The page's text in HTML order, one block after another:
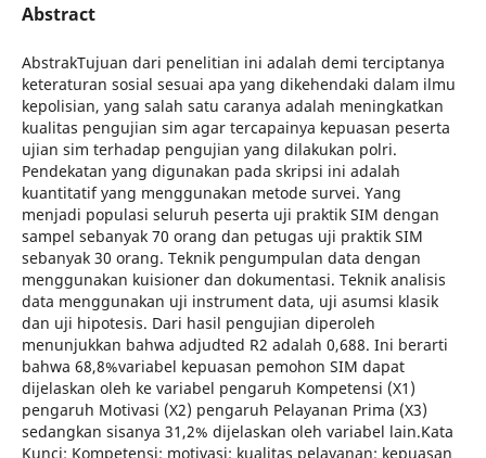
Abstract
AbstrakTujuan dari penelitian ini adalah demi terciptanya
keteraturan sosial sesuai apa yang dikehendaki dalam ilmu
kepolisian, yang salah satu caranya adalah meningkatkan
kualitas pengujian sim agar tercapainya kepuasan peserta
ujian sim terhadap pengujian yang dilakukan polri.
Pendekatan yang digunakan pada skripsi ini adalah
kuantitatif yang menggunakan metode survei. Yang
menjadi populasi seluruh peserta uji praktik SIM dengan
sampel sebanyak 70 orang dan petugas uji praktik SIM
sebanyak 30 orang. Teknik pengumpulan data dengan
menggunakan kuisioner dan dokumentasi. Teknik analisis
data menggunakan uji instrument data, uji asumsi klasik
dan uji hipotesis. Dari hasil pengujian diperoleh
menunjukkan bahwa adjudted R2 adalah 0,688. Ini berarti
bahwa 68,8%variabel kepuasan pemohon SIM dapat
dijelaskan oleh ke variabel pengaruh Kompetensi (X1)
pengaruh Motivasi (X2) pengaruh Pelayanan Prima (X3)
sedangkan sisanya 31,2% dijelaskan oleh variabel lain.Kata
Kunci: Kompetensi; motivasi; kualitas pelayanan; kepuasan